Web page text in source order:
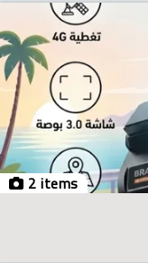
2 items